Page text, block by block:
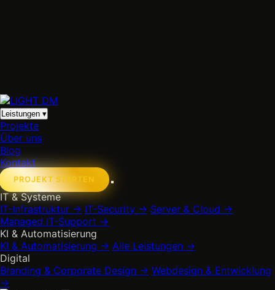
Leistungen ▾
Projekte
Über uns
Blog
Kontakt
PROJEKT STARTEN
IT & Systeme
IT-Infrastruktur → IT-Security → Server & Cloud →
Managed IT-Support →
KI & Automatisierung
KI & Automatisierung → Alle Leistungen →
Digital
Branding & Corporate Design → Webdesign & Entwicklung
→